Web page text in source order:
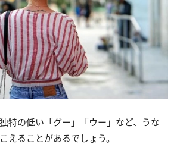
特の低い「グー」「ウー」など、うな
えることがあるでしょう。